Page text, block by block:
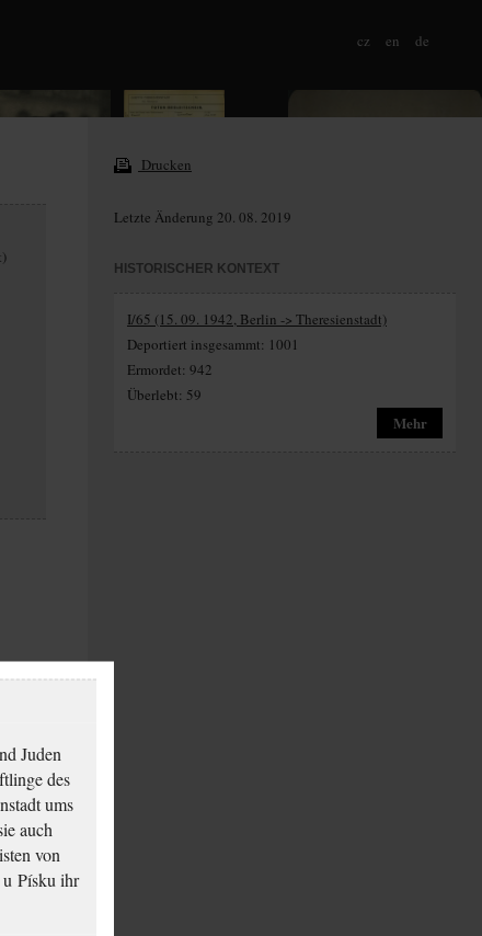
cz en de
Drucken
Letzte Änderung 20. 08. 2019
HISTORISCHER KONTEXT
I/65 (15. 09. 1942, Berlin -> Theresienstadt)
Deportiert insgesammt: 1001
Ermordet: 942
Überlebt: 59
Mehr
Juden
des
ums
auch
von
u Písku ihr